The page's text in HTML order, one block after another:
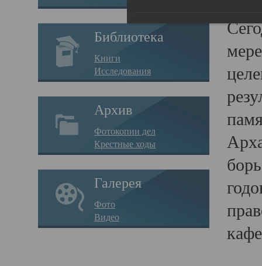
Библиотека
Книги
Исследования
Архив
Фотокопии дел
Крестные ходы
Галерея
Фото
Видео